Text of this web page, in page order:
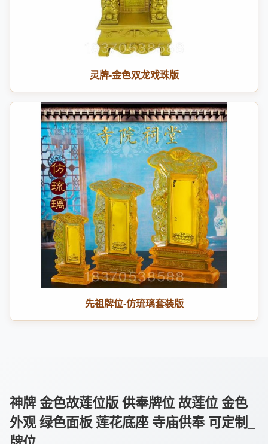
灵牌-金色双龙戏珠版
先祖牌位-仿琉璃套装版
神牌 金色故莲位版 供奉牌位 故莲位 金色
外观 绿色面板 莲花底座 寺庙供奉 可定制_